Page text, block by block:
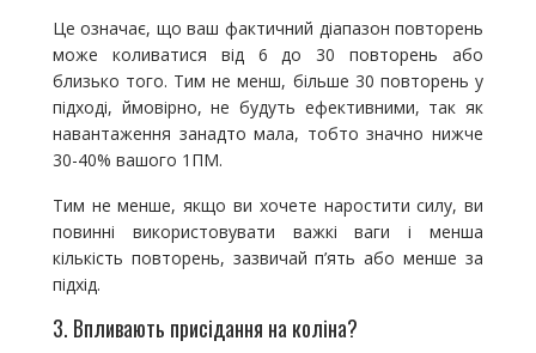
Це означає, що ваш фактичний діапазон повторень
може коливатися від 6 до 30 повторень або
близько того. Тим не менш, більше 30 повторень у
підході, ймовірно, не будуть ефективними, так як
навантаження занадто мала, тобто значно нижче
30-40% вашого 1ПМ.
Тим не менше, якщо ви хочете наростити силу, ви
повинні використовувати важкі ваги і менша
кількість повторень, зазвичай п’ять або менше за
підхід.
3. Впливають присідання на коліна?